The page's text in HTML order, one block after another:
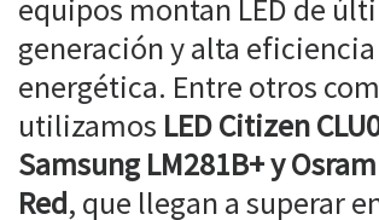
equipos montan LED de
generación y alta eficiencia
energética. Entre otros
utilizamos LED Citizen
Samsung LM281B+ y
Red, que llegan a superar